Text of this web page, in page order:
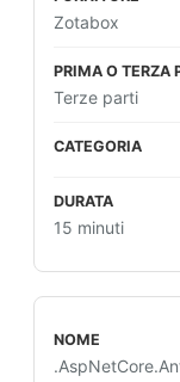
Zotabox
Terze parti
15 minuti